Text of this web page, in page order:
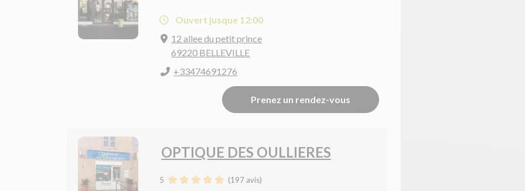
Ouvert jusque 12:00
12 allee du petit prince
69220 BELLEVILLE
+33474691276
Prenez un rendez-vous
OPTIQUE DES OULLIERES
5 (197 avis)